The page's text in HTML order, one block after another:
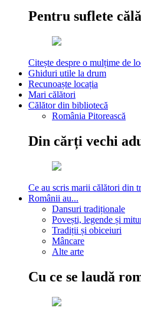
Pentru suflete
Citește despre o mulțime de
Ghiduri utile la drum
Recunoaște locația
Mari călători
Călător din bibliotecă
România Pitorească
Din cărți vechi
Ce au scris marii călători din
Românii au...
Dansuri tradiționale
Povești, legende și
Tradiții și obiceiuri
Mâncare
Alte arte
Cu ce se laudă